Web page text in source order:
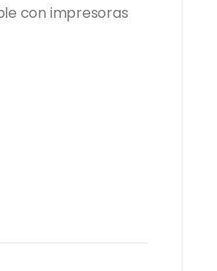
con impresoras